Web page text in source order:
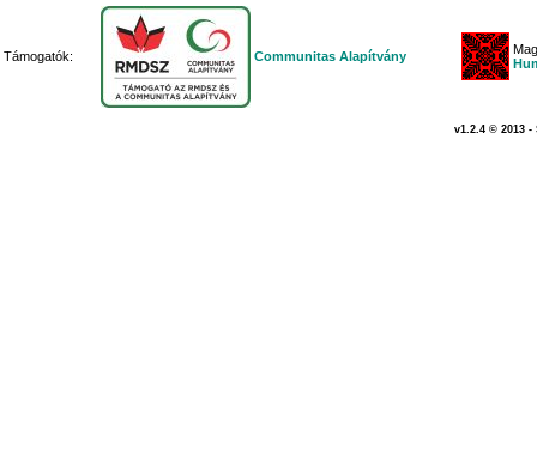
Támogatók: Communitas Alapítvány
v1.2.4 © 2013